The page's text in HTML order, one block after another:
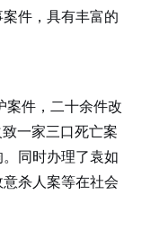
件，具有丰富的
案件，二十余件改
一家三口死亡案
同时办理了袁如
杀人案等在社会